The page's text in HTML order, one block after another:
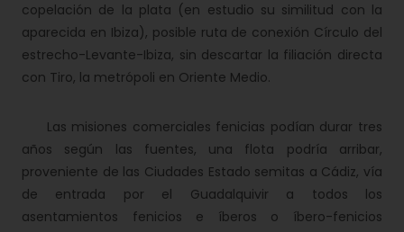
copelación de la plata (en estudio su similitud con la
aparecida en Ibiza), posible ruta de conexión Círculo del
estrecho-Levante-Ibiza, sin descartar la filiación directa
con Tiro, la metrópoli en Oriente Medio.
Las misiones comerciales fenicias podían durar tres
años según las fuentes, una flota podría arribar,
proveniente de las Ciudades Estado semitas a Cádiz, vía
de entrada por el Guadalquivir a todos los
asentamientos fenicios e íberos o íbero-fenicios